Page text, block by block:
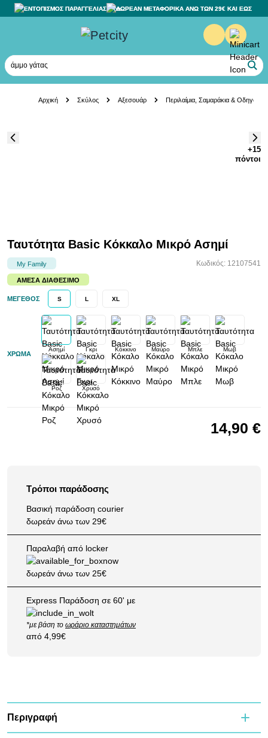
ΕΝΤΟΠΙΣΜΟΣ ΠΑΡΑΓΓΕΛΙΑΣ ΔΩΡΕΑΝ ΜΕΤΑΦΟΡΙΚΑ ΑΝΩ ΤΩΝ 29€ ΚΑΙ ΕΩΣ
άμμο γάτας
Αρχική Σκύλος Αξεσουάρ Περιλαίμια, Σαμαράκια & Οδηγοί
+15
πόντοι
Ταυτότητα Basic Κόκκαλο Μικρό Ασημί
My Family Κωδικός: 12107541
ΆΜΕΣΑ ΔΙΑΘΈΣΙΜΟ
ΜΈΓΕΘΟΣ S L XL
ΧΡΏΜΑ
Ασημί Γκρι Κόκκινο Μαύρο Μπλε Μωβ
Ροζ Χρυσό
14,90 €
Τρόποι παράδοσης
Βασική παράδοση courier
δωρεάν άνω των 29€
Παραλαβή από locker
δωρεάν άνω των 25€
Express Παράδοση σε 60' με
*με βάση το ωράριο καταστημάτων
από 4,99€
Περιγραφή